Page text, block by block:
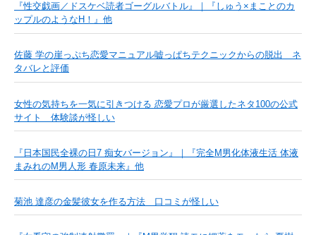
『性交戯画／ドスケベ読者ゴーグルバトル』｜『しゅう×まことのカ
ップルのようなH！』他
佐藤 学の崖っぷち恋愛マニュアル嘘っぱちテクニックからの脱出 ネ
タバレと評価
女性の気持ちを一気に引きつける 恋愛プロが厳選したネタ100の公式
サイト 体験談が怪しい
『日本国民全裸の日7 痴女バージョン』｜『完全M男化体液生活 体液
まみれのM男人形 春原未来』他
菊池 達彦の金髪彼女を作る方法 口コミが怪しい